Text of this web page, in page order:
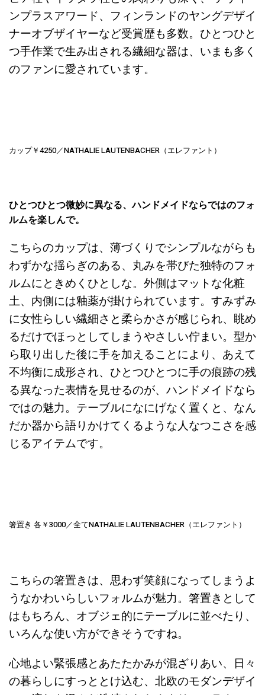
ンプラスアワード、フィンランドのヤングデザイ
ナーオブザイヤーなど受賞歴も多数。ひとつひと
つ手作業で生み出される繊細な器は、いまも多く
のファンに愛されています。
カップ￥4250／NATHALIE LAUTENBACHER（エレファント）
ひとつひとつ微妙に異なる、ハンドメイドならではのフォ
ルムを楽しんで。
こちらのカップは、薄づくりでシンプルながらも
わずかな揺らぎのある、丸みを帯びた独特のフォ
ルムにときめくひとしな。外側はマットな化粧
土、内側には釉薬が掛けられています。すみずみ
に女性らしい繊細さと柔らかさが感じられ、眺め
るだけでほっとしてしまうやさしい佇まい。型か
ら取り出した後に手を加えることにより、あえて
不均衡に成形され、ひとつひとつに手の痕跡の残
る異なった表情を見せるのが、ハンドメイドなら
ではの魅力。テーブルになにげなく置くと、なん
だか器から語りかけてくるような人なつこさを感
じるアイテムです。
箸置き 各￥3000／全てNATHALIE LAUTENBACHER（エレファント）
こちらの箸置きは、思わず笑顔になってしまうよ
うなかわいらしいフォルムが魅力。箸置きとして
はもちろん、オブジェ的にテーブルに並べたり、
いろんな使い方ができそうですね。
心地よい緊張感とあたたかみが混ざりあい、日々
の暮らしにすっととけ込む、北欧のモダンデザイ